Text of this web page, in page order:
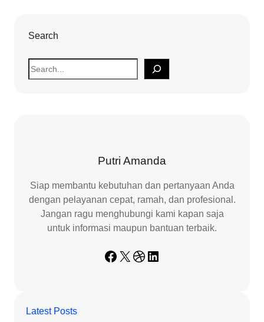
Search
S
e
Putri Amanda
Siap membantu kebutuhan dan pertanyaan Anda
dengan pelayanan cepat, ramah, dan profesional.
Jangan ragu menghubungi kami kapan saja
untuk informasi maupun bantuan terbaik.
Facebook X Dribbble LinkedIn
Latest Posts